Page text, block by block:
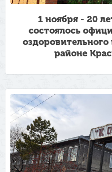
1 ноября - 20
состоялось
районе